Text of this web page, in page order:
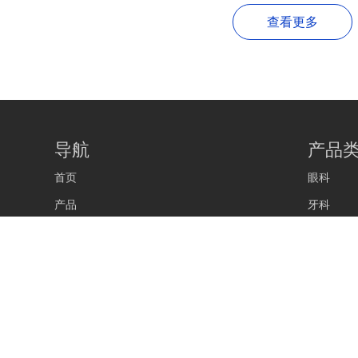
查看更多
导航
首页
产品
产品
眼科
牙科